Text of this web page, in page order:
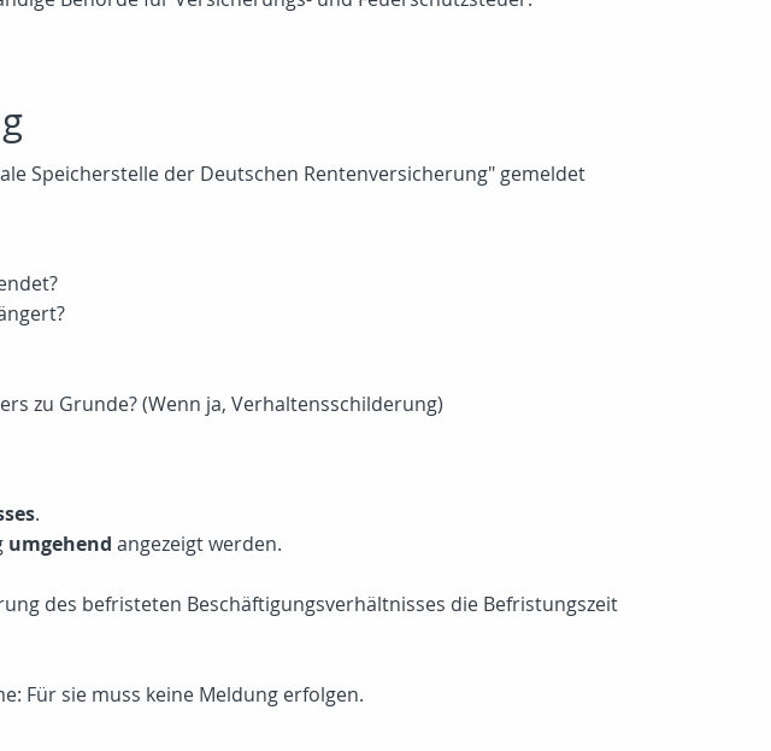
Speicherstelle der Deutschen Rentenversicherung" gemeldet
zu Grunde? (Wenn ja, Verhaltensschilderung)
.
umgehend angezeigt werden.
des befristeten Beschäftigungsverhältnisses die Befristungszeit
Für sie muss keine Meldung erfolgen.